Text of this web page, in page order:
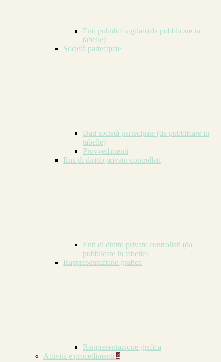
Enti pubblici vigilati (da pubblicare in
tabelle)
Società partecipate
Dati società partecipate (da pubblicare in
tabelle)
Provvedimenti
Enti di diritto privato controllati
Enti di diritto privato controllati (da
pubblicare in tabelle)
Rappresentazione grafica
Rappresentazione grafica
Attività e procedimenti 4